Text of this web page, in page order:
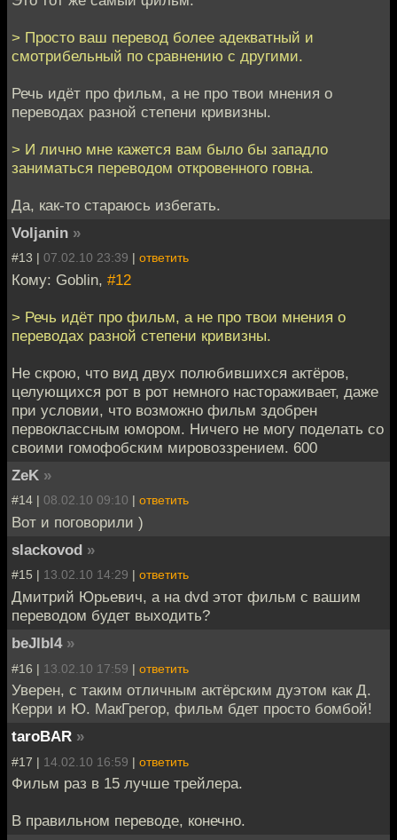
> Просто ваш перевод более адекватный и
смотрибельный по сравнению с другими.
Речь идёт про фильм, а не про твои мнения о
переводах разной степени кривизны.
> И лично мне кажется вам было бы западло
заниматься переводом откровенного говна.
Да, как-то стараюсь избегать.
Voljanin »
#13 | 07.02.10 23:39 | ответить
Кому: Goblin, #12
> Речь идёт про фильм, а не про твои мнения о
переводах разной степени кривизны.
Не скрою, что вид двух полюбившихся актёров,
целующихся рот в рот немного настораживает, даже
при условии, что возможно фильм здобрен
первоклассным юмором. Ничего не могу поделать со
своими гомофобским мировоззрением. 600
ZeK »
#14 | 08.02.10 09:10 | ответить
Вот и поговорили )
slackovod »
#15 | 13.02.10 14:29 | ответить
Дмитрий Юрьевич, а на dvd этот фильм с вашим
переводом будет выходить?
beJlbl4 »
#16 | 13.02.10 17:59 | ответить
Уверен, с таким отличным актёрским дуэтом как Д.
Керри и Ю. МакГрегор, фильм бдет просто бомбой!
taroBAR »
#17 | 14.02.10 16:59 | ответить
Фильм раз в 15 лучше трейлера.
В правильном переводе, конечно.